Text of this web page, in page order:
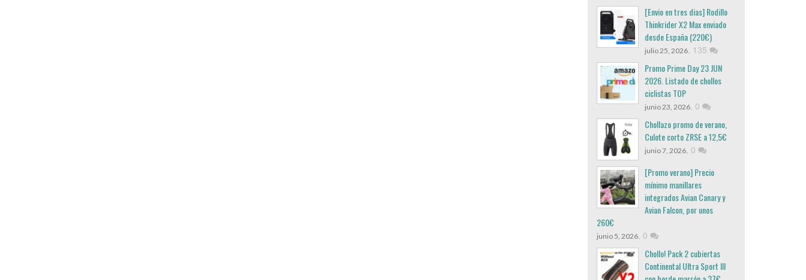
[Envio en tres dias] Rodillo
Thinkrider X2 Max enviado
desde España (220€)
julio 25, 2026, 135
Promo Prime Day 23 JUN
2026. Listado de chollos
ciclistas TOP
junio 23, 2026, 0
Chollazo promo de verano,
Culote corto ZRSE a 12,5€
junio 7, 2026, 0
[Promo verano] Precio
mínimo manillares
integrados Avian Canary y
Avian Falcon, por unos
260€
junio 5, 2026, 0
Chollo! Pack 2 cubiertas
Continental Ultra Sport III